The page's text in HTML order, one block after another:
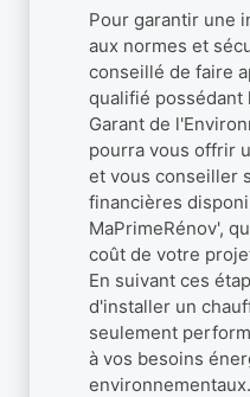
Pour garantir une
aux normes et
conseillé de faire
qualifié possédant
Garant de
pourra vous offrir
et vous conseiller
financières
MaPrimeRénov',
coût de votre
En suivant ces
d'installer un
seulement
à vos besoins